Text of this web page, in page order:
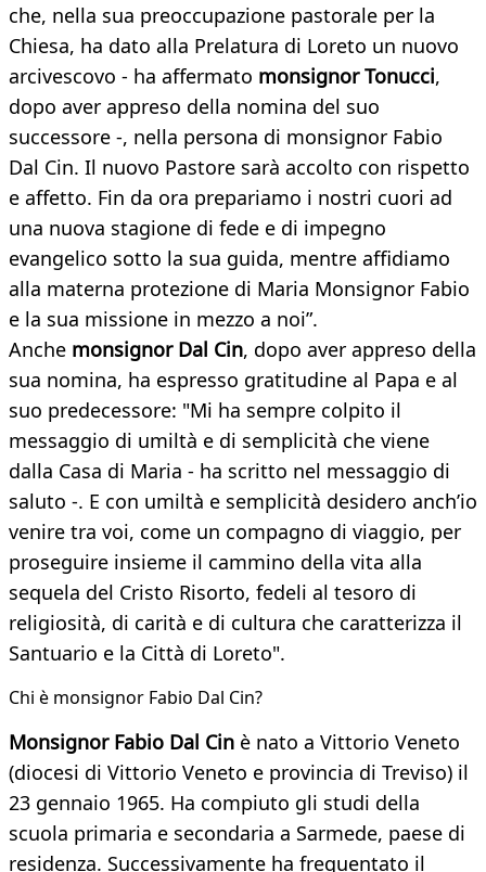
che, nella sua preoccupazione pastorale per la
Chiesa, ha dato alla Prelatura di Loreto un nuovo
arcivescovo - ha affermato monsignor Tonucci,
dopo aver appreso della nomina del suo
successore -, nella persona di monsignor Fabio
Dal Cin. Il nuovo Pastore sarà accolto con rispetto
e affetto. Fin da ora prepariamo i nostri cuori ad
una nuova stagione di fede e di impegno
evangelico sotto la sua guida, mentre affidiamo
alla materna protezione di Maria Monsignor Fabio
e la sua missione in mezzo a noi”.
Anche monsignor Dal Cin, dopo aver appreso della
sua nomina, ha espresso gratitudine al Papa e al
suo predecessore: "Mi ha sempre colpito il
messaggio di umiltà e di semplicità che viene
dalla Casa di Maria - ha scritto nel messaggio di
saluto -. E con umiltà e semplicità desidero anch’io
venire tra voi, come un compagno di viaggio, per
proseguire insieme il cammino della vita alla
sequela del Cristo Risorto, fedeli al tesoro di
religiosità, di carità e di cultura che caratterizza il
Santuario e la Città di Loreto".
Chi è monsignor Fabio Dal Cin?
Monsignor Fabio Dal Cin è nato a Vittorio Veneto
(diocesi di Vittorio Veneto e provincia di Treviso) il
23 gennaio 1965. Ha compiuto gli studi della
scuola primaria e secondaria a Sarmede, paese di
residenza. Successivamente ha frequentato il